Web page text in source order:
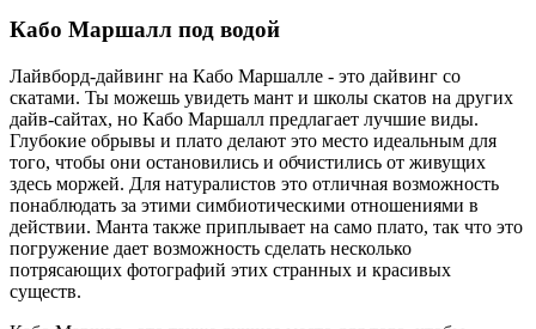
Кабо Маршалл под водой
Лайвборд-дайвинг на Кабо Маршалле - это дайвинг со
скатами. Ты можешь увидеть мант и школы скатов на других
дайв-сайтах, но Кабо Маршалл предлагает лучшие виды.
Глубокие обрывы и плато делают это место идеальным для
того, чтобы они остановились и обчистились от живущих
здесь моржей. Для натуралистов это отличная возможность
понаблюдать за этими симбиотическими отношениями в
действии. Манта также приплывает на само плато, так что это
погружение дает возможность сделать несколько
потрясающих фотографий этих странных и красивых
существ.